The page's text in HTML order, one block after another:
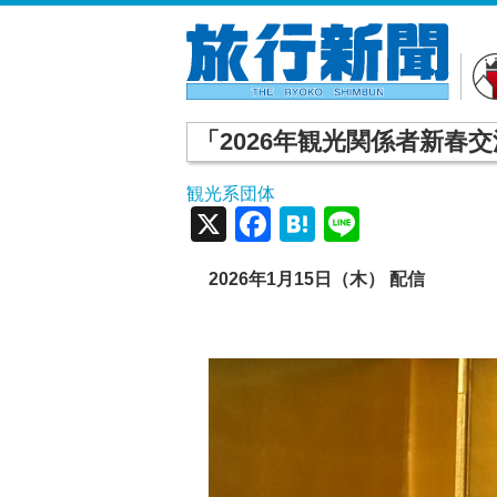
「2026年観光関係者新春
観光系団体
X Facebook
Hatena
2026年1月15日（木） 配信